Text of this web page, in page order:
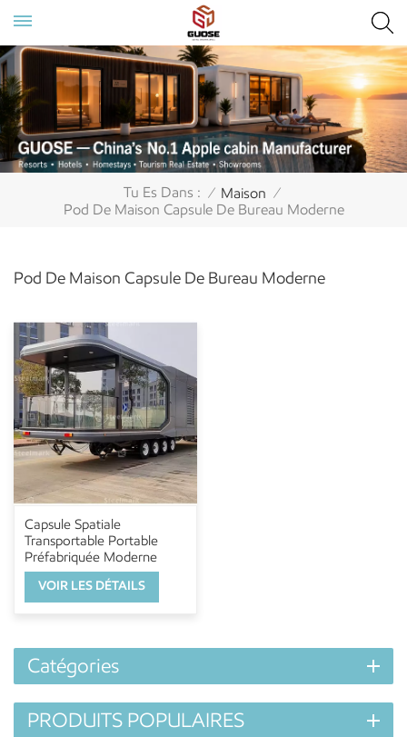
Tu Es Dans : / Maison /
Pod De Maison Capsule De Bureau Moderne
Pod De Maison Capsule De Bureau Moderne
Capsule Spatiale
Transportable Portable
Préfabriquée Moderne
VOIR LES DÉTAILS
Catégories
PRODUITS POPULAIRES